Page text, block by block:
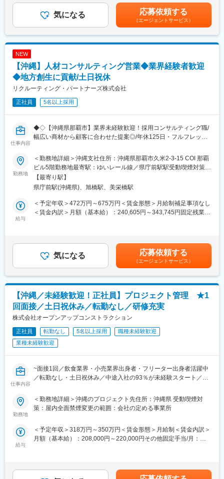
組立図設計から構想設計への上流工程へのステップアップも可能
です。「全体を見渡せる設計者」へ成長できる環境があります。
‐サポート体制：先輩や上司には話しやすい環境であり、転職者か
‐メンバーの特長：仕事を実直にこなすメンバーも多いため、成長
も早く若くして独り立ちしているメンバーが多数在籍しておりま
す。
会いし、そのお客様を必ず守ることを重視しています。顧客起点
のスタンスを大切にしています。
〇アルバイトから契約社員・正社員領域まで総合的にサービスを
「人材」という切り口で解決することが可能です。
■当社について：
ス」の3つの領域を網羅するワンストップソリューションサービス
するための様々な採用チャネル構築とその実行支援（高難易度の
RPOサービス）まで、九州では唯一無二の人材ソリューションを
■事業メニュー：
〇採用広報／採用コミュニケーション戦略設計・メディアプラン
ニング
デジタルマーケティングによるOMR支援
〇RPO／採用プロセス最適化・大規模採用集約スキーム構築
〇地域活性／国や地方自治体における雇用対策関連事業の企画運
変更の範囲：会社の定める業務
給与補足＞※経験、能力を考慮し決定します。■給与改定・昇給昇
格：年2回（1月・7月）■賞与実績：年1回：6月※業績による賃金
はあくまでも目安の金額であり、選考を通じて上下する可能性が
あります。月給(月額)は固定手当を含めた表記です。
気になる 応募依頼する
（エージェントサービス）
NEW
【沖縄】人材コンサルティング営業◆業界経験者歓迎
◆地方創生に貢献/土日祝休
リクルーティング・パートナーズ株式会社
正社員 5名以上採用
仕事内容
◆◇【沖縄県那覇市】業界未経験歓迎！採用コンサルティング職/
幅広い商材から顧客に合わせた提案◎/年休125日・フルフレック
■業務内容：
本ポジションではリクナビ、リクナビNEXT、タウンワーク、
indeedなど、求人広告の提案で企業各社の人材課題を解決する営
業をお任せします。
アルバイト～契約社員・正社員領域まで総合的にサービス提供
し、人材のプロとしてクライアントに幅広い提案を行います。
◎企業各社を訪問し、採用ニーズや課題をヒアリング
※営業スタイル：直行直帰相談可能です。
■POINT：
【九州企業の採用パートナーを目指す】九州の企業を強く元気に
【地元九州に様々な視点から貢献】主に5つの事業がありますが、
採用から自治体との協業まで、様々な角度から九州の企業様・候
補者様を支援しています。
【圧倒的顧客志向】「目標達成さえすればなんでもよい」という
会社ではありません。いわゆるお願い営業など、顧客のためにな
らない提案はありえない社風です。合言葉は、「それはお客様の
ためだっけ？」
充実して九州の土地に長期就業できるような環境が整っていま
す。
求人媒体だけではなく、人材紹介や採用代行・各種採用ツールな
ど多岐に渡る採用手法・他社のメディアも含めた多岐に渡る商材
る事が可能です。
■当社について：
顧客との接点をたやさず、関係性を構築してください。何かあっ
勤務地
＜勤務地詳細＞沖縄支社住所：沖縄県那覇市久米2-3-15 COI 那覇
ビル5階勤務地最寄駅：ゆいレール線／県庁前駅駅受動喫煙対策：
屋内全面禁煙変更の範囲：会社の定める事業所
【最寄り駅】
県庁前駅(沖縄県)、旭橋駅、美栄橋駅
給与
＜予定年収＞472万円～675万円＜賃金形態＞月給制補足事項なし
＜賃金内訳＞月額（基本給）：240,605円～343,745円固定残業手
給与補足＞■給与改定・昇給昇格（年2回/1月・7月） ■決算賞与
（年1回/6月 ※業績による）■各種表彰あり（営業目標達成時）※
半期毎■給与モデル・年収500万円/チーフディレクター（営業リー
ダー）（月給37万円＋決算賞与）賃金はあくまでも目安の金額で
あり、選考を通じて上下する可能性があります。月給(月額)は固定
手当を含めた表記です。
気になる 応募依頼する
（エージェントサービス）
【沖縄／未経験歓迎！正社員】プロジェクト管理 ★1
回面接／土日祝休み／転勤なし／研修充実
株式会社オープンアップコンストラクション
正社員 転勤なし 5名以上採用
職種未経験歓迎
業種未経験歓迎
仕事内容
~面接1回／飲食業界・小売業界出身者・フリーター出身者活躍中
／転勤なし・土日祝休み／中途入社の93％が未経験スタート／座
ンでサポート~
立てや業者の方との日程調整などを行うお仕事です。当社は93％
が未経験出身の中途入社でしっかりとした研修体制が整ってお
・全体スケジュールの確認、管理
勤務地
＜勤務地詳細＞沖縄のプロジェクト先住所：沖縄県 受動喫煙対
策：屋内全面禁煙変更の範囲：会社の定める事業所
給与
＜予定年収＞318万円～350万円＜賃金形態＞月給制＜賃金内訳＞
月額（基本給）：208,000円～220,000円その他固定手当/月：
無＞有＜残業手当＞有＜給与補足＞■昇給：年2回 (10月.4月)■残業